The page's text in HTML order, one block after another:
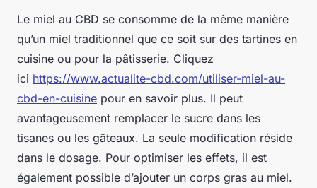
Le miel au CBD se consomme de la même manière
qu’un miel traditionnel que ce soit sur des tartines en
cuisine ou pour la pâtisserie. Cliquez
ici https://www.actualite-cbd.com/utiliser-miel-au-
cbd-en-cuisine pour en savoir plus. Il peut
avantageusement remplacer le sucre dans les
tisanes ou les gâteaux. La seule modification réside
dans le dosage. Pour optimiser les effets, il est
également possible d’ajouter un corps gras au miel.